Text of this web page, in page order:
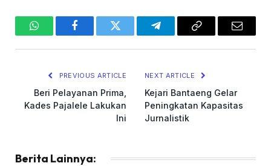
WhatsAppFacebookTwitter TelegramCopy
Email
PREVIOUS ARTICLE
Beri Pelayanan Prima,
Kades Pajalele Lakukan
Ini
NEXT ARTICLE
Kejari Bantaeng Gelar
Peningkatan Kapasitas
Jurnalistik
Berita Lainnya: